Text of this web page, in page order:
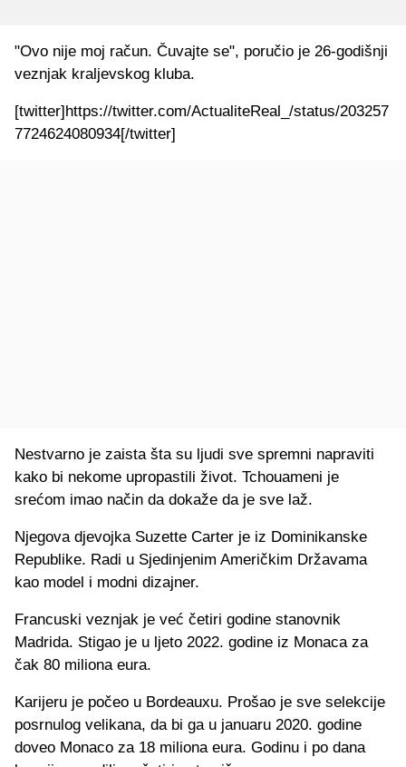
"Ovo nije moj račun. Čuvajte se", poručio je 26-godišnji
veznjak kraljevskog kluba.
[twitter]https://twitter.com/ActualiteReal_/status/203257
7724624080934[/twitter]
Nestvarno je zaista šta su ljudi sve spremni napraviti
kako bi nekome upropastili život. Tchouameni je
srećom imao način da dokaže da je sve laž.
Njegova djevojka Suzette Carter je iz Dominikanske
Republike. Radi u Sjedinjenim Američkim Državama
kao model i modni dizajner.
Francuski veznjak je već četiri godine stanovnik
Madrida. Stigao je u ljeto 2022. godine iz Monaca za
čak 80 miliona eura.
Karijeru je počeo u Bordeauxu. Prošao je sve selekcije
posrnulog velikana, da bi ga u januaru 2020. godine
doveo Monaco za 18 miliona eura. Godinu i po dana